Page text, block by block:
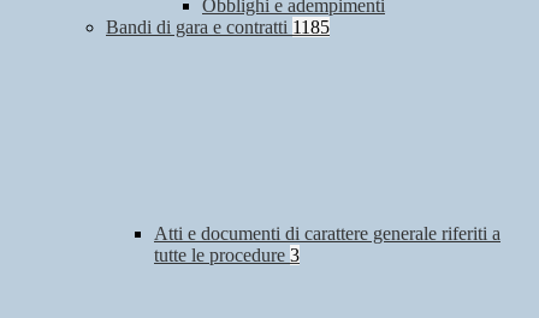
Obblighi e adempimenti
Bandi di gara e contratti 1185
Atti e documenti di carattere generale riferiti a
tutte le procedure 3